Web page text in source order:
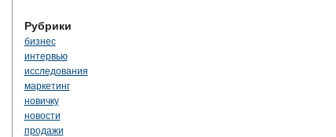
Рубрики
бизнес
интервью
исследования
маркетинг
новичку
новости
продажи